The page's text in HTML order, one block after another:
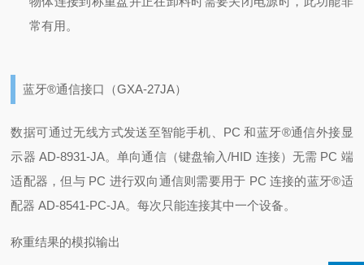
常有用。
蓝牙®通信接口（GXA-27JA）
数据可通过无线方式发送至智能手机、PC 和蓝牙®通信外接显
示器 AD-8931-JA。单向通信（键盘输入/HID 连接）无需 PC 端
适配器，但与 PC 进行双向通信则需要用于 PC 连接的蓝牙®适
配器 AD-8541-PC-JA。每次只能连接其中一个设备。
称重结果的模拟输出